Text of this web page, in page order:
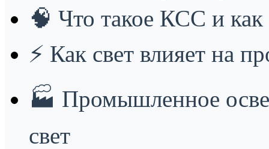
🧠 Что такое КСС и как
⚡ Как свет влияет на
🏭 Промышленное
свет